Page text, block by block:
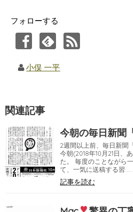
フォローする
小俣 一平
関連記事
今朝の毎日新聞
2週間以上前、毎日新聞
今朝(2018年10月21日、
た。 毎度のことながら
て、一気に送稿する習……
記事を読む